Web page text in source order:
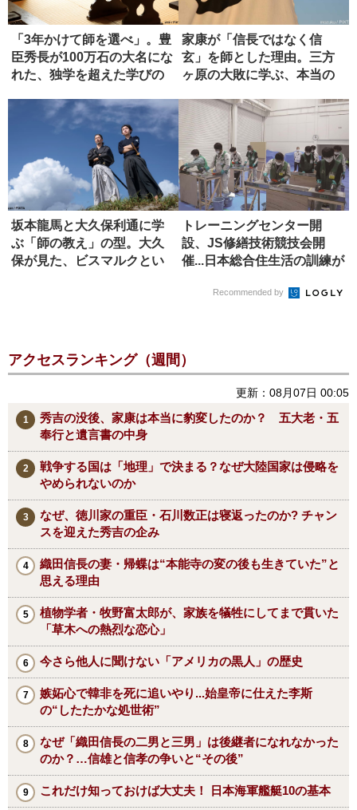
「3年かけて師を選べ」。豊
臣秀長が100万石の大名にな
れた、独学を超えた学びの
家康が「信長ではなく信
玄」を師とした理由。三方
ヶ原の大敗に学ぶ、本当の
坂本龍馬と大久保利通に学
ぶ「師の教え」の型。大久
保が見た、ビスマルクとい
トレーニングセンター開
設、JS修繕技術競技会開
催...日本総合住生活の訓練が
Recommended by
アクセスランキング（週間）
更新：08月07日 00:05
秀吉の没後、家康は本当に豹変したのか？ 五大老・五
奉行と遺言書の中身
戦争する国は「地理」で決まる？なぜ大陸国家は侵略を
やめられないのか
なぜ、徳川家の重臣・石川数正は寝返ったのか? チャン
スを迎えた秀吉の企み
織田信長の妻・帰蝶は“本能寺の変の後も生きていた”と
思える理由
植物学者・牧野富太郎が、家族を犠牲にしてまで貫いた
「草木への熱烈な恋心」
今さら他人に聞けない「アメリカの黒人」の歴史
嫉妬心で韓非を死に追いやり...始皇帝に仕えた李斯
の“したたかな処世術”
なぜ「織田信長の二男と三男」は後継者になれなかった
のか？…信雄と信孝の争いと“その後”
これだけ知っておけば大丈夫！ 日本海軍艦艇10の基本